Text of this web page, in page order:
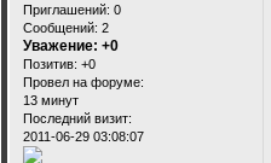
Приглашений: 0
Сообщений: 2
Уважение: +0
Позитив: +0
Провел на форуме:
13 минут
Последний визит:
2011-06-29 03:08:07